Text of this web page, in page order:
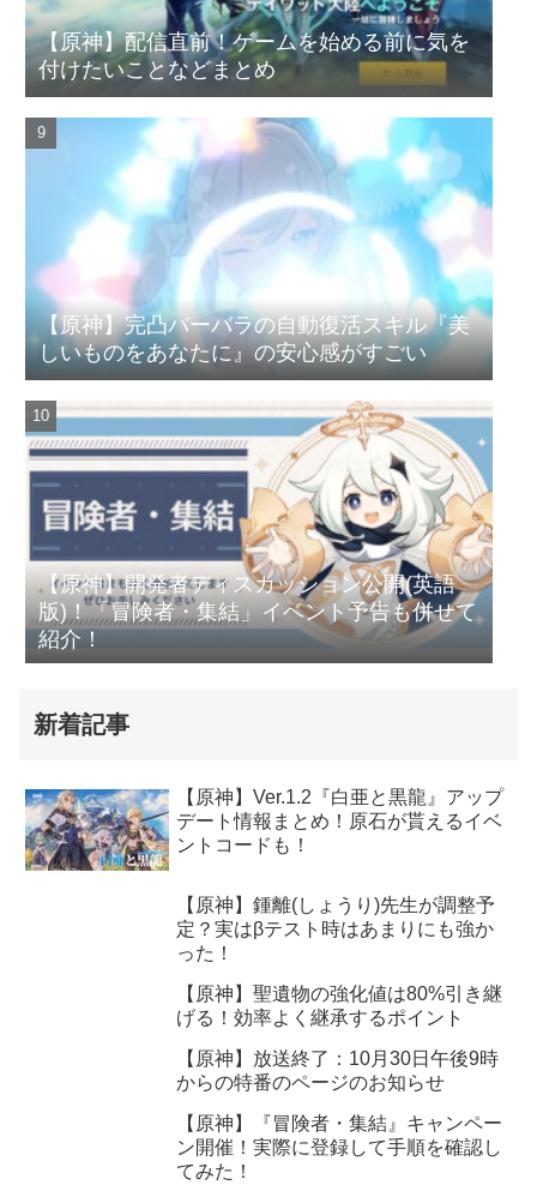
【原神】配信直前！ゲームを始める前に気を
付けたいことなどまとめ
【原神】完凸バーバラの自動復活スキル『美
しいものをあなたに』の安心感がすごい
【原神】開発者ディスカッション公開(英語
版)！「冒険者・集結」イベント予告も併せて
紹介！
新着記事
【原神】Ver.1.2『白亜と黒龍』アップ
デート情報まとめ！原石が貰えるイベ
ントコードも！
【原神】鍾離(しょうり)先生が調整予
定？実はβテスト時はあまりにも強か
った！
【原神】聖遺物の強化値は80%引き継
げる！効率よく継承するポイント
【原神】放送終了：10月30日午後9時
からの特番のページのお知らせ
【原神】『冒険者・集結』キャンペー
ン開催！実際に登録して手順を確認し
てみた！